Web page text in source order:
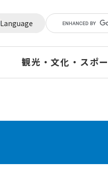
Language
観光・文化・スポ